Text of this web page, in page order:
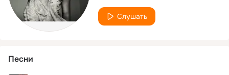
Слушать
Песни